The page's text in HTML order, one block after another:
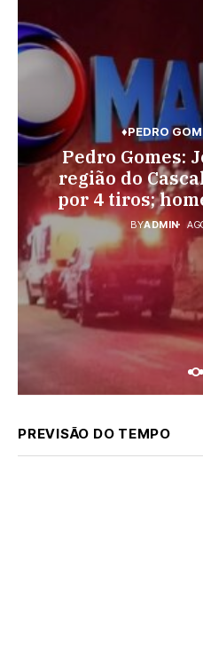
♦POLÍCIA
Sonora:
homem
vulnerável;
BYADMIN
♦PEDRO
Pedro Gomes:
região do
por 4 tiros;
BYADMIN
♦PEDRO
Pedro Gomes:
morto na
polícia
BYADMIN
PREVISÃO DO TEMPO